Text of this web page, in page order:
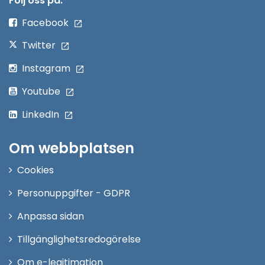
Facebook
Twitter
Instagram
Youtube
LinkedIn
Om webbplatsen
Cookies
Personuppgifter - GDPR
Anpassa sidan
Tillgänglighetsredogörelse